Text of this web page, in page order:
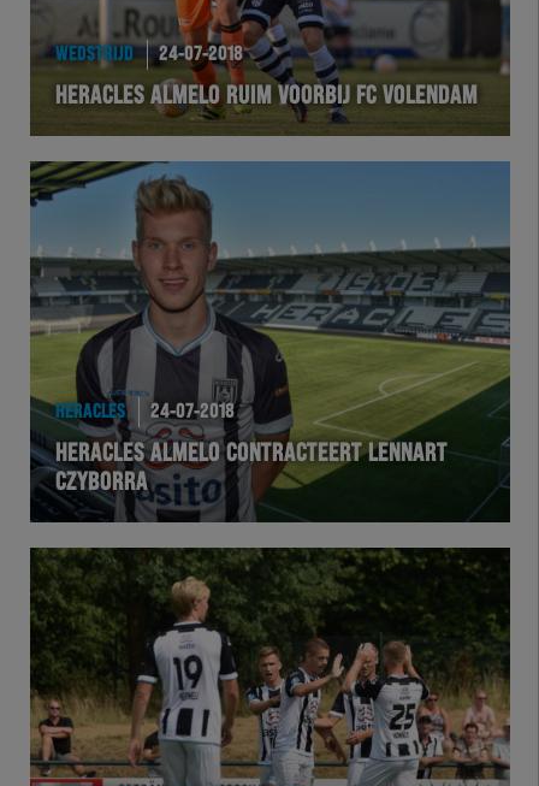
WEDSTRIJD 24-07-2018
HERACLES ALMELO RUIM VOORBIJ FC VOLENDAM
HERACLES 24-07-2018
HERACLES ALMELO CONTRACTEERT LENNART
CZYBORRA